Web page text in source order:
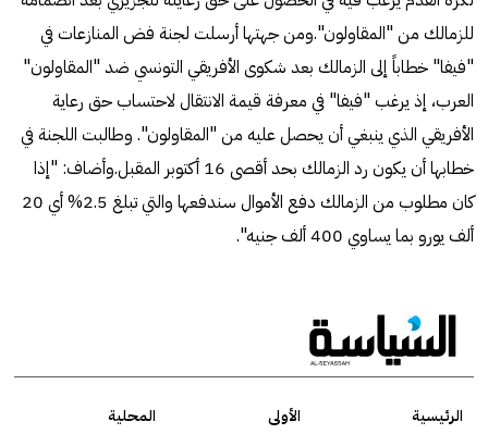
للزمالك من "المقاولون".ومن جهتها أرسلت لجنة فض المنازعات في
"فيفا" خطاباً إلى الزمالك بعد شكوى الأفريقي التونسي ضد "المقاولون"
العرب، إذ يرغب "فيفا" في معرفة قيمة الانتقال لاحتساب حق رعاية
الأفريقي الذي ينبغي أن يحصل عليه من "المقاولون". وطالبت اللجنة في
خطابها أن يكون رد الزمالك بحد أقصى 16 أكتوبر المقبل.وأضاف: "إذا
كان مطلوب من الزمالك دفع الأموال سندفعها والتي تبلغ 2.5% أي 20
ألف يورو بما يساوي 400 ألف جنيه".
الرئيسية الأولى
المحلية